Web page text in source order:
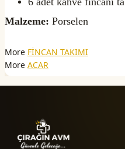
Malzeme: Porselen
More FİNCAN TAKIMI
More ACAR